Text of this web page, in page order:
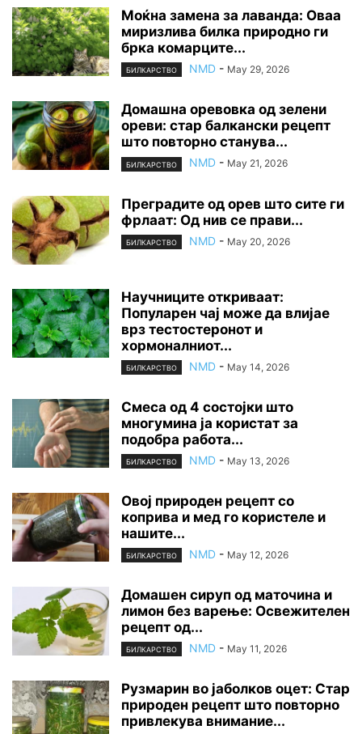
Моќна замена за лаванда: Оваа
миризлива билка природно ги
брка комарците...
БИЛКАРСТВО NMD - May 29, 2026
Домашна оревовка од зелени
ореви: стар балкански рецепт
што повторно станува...
БИЛКАРСТВО NMD - May 21, 2026
Преградите од орев што сите ги
фрлаат: Од нив се прави...
БИЛКАРСТВО NMD - May 20, 2026
Научниците откриваат:
Популарен чај може да влијае
врз тестостеронот и
хормоналниот...
БИЛКАРСТВО NMD - May 14, 2026
Смеса од 4 состојки што
многумина ја користат за
подобра работа...
БИЛКАРСТВО NMD - May 13, 2026
Овој природен рецепт со
коприва и мед го користеле и
нашите...
БИЛКАРСТВО NMD - May 12, 2026
Домашен сируп од маточина и
лимон без варење: Освежителен
рецепт од...
БИЛКАРСТВО NMD - May 11, 2026
Рузмарин во јаболков оцет: Стар
природен рецепт што повторно
привлекува внимание...